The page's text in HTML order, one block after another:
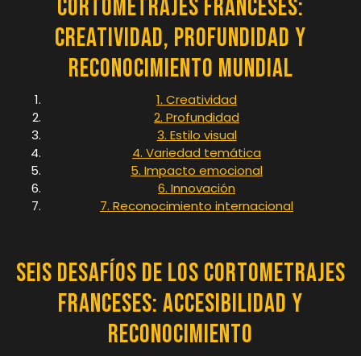
Cortometrajes Franceses:
Creatividad, Profundidad y
Reconocimiento Mundial
1. Creatividad
2. Profundidad
3. Estilo visual
4. Variedad temática
5. Impacto emocional
6. Innovación
7. Reconocimiento internacional
Seis Desafíos de los Cortometrajes
Franceses: Accesibilidad y
Reconocimiento